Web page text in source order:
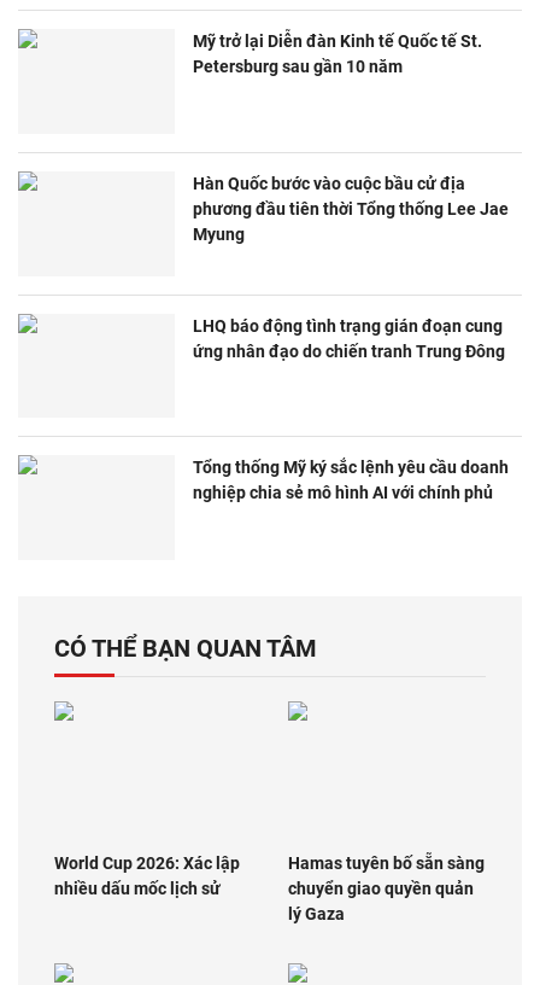
Mỹ trở lại Diễn đàn Kinh tế Quốc tế St.
Petersburg sau gần 10 năm
Hàn Quốc bước vào cuộc bầu cử địa
phương đầu tiên thời Tổng thống Lee Jae
Myung
LHQ báo động tình trạng gián đoạn cung
ứng nhân đạo do chiến tranh Trung Đông
Tổng thống Mỹ ký sắc lệnh yêu cầu doanh
nghiệp chia sẻ mô hình AI với chính phủ
CÓ THỂ BẠN QUAN TÂM
World Cup 2026: Xác lập
nhiều dấu mốc lịch sử
Hamas tuyên bố sẵn sàng
chuyển giao quyền quản
lý Gaza